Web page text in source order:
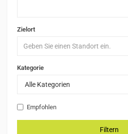
Zielort
Kategorie
Alle Kategorien
Empfohlen
Filtern